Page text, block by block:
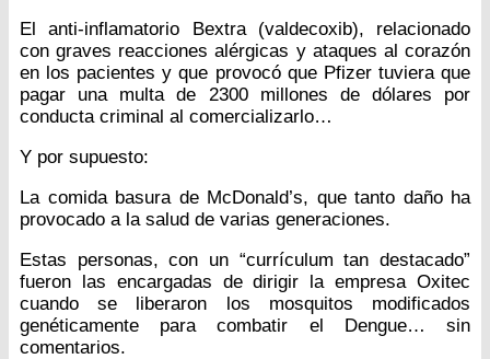
El anti-inflamatorio Bextra (valdecoxib), relacionado
con graves reacciones alérgicas y ataques al corazón
en los pacientes y que provocó que Pfizer tuviera que
pagar una multa de 2300 millones de dólares por
conducta criminal al comercializarlo…
Y por supuesto:
La comida basura de McDonald’s, que tanto daño ha
provocado a la salud de varias generaciones.
Estas personas, con un “currículum tan destacado”
fueron las encargadas de dirigir la empresa Oxitec
cuando se liberaron los mosquitos modificados
genéticamente para combatir el Dengue… sin
comentarios.